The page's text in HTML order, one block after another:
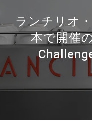
ランチリオ
本で開催
Our brands
グループ